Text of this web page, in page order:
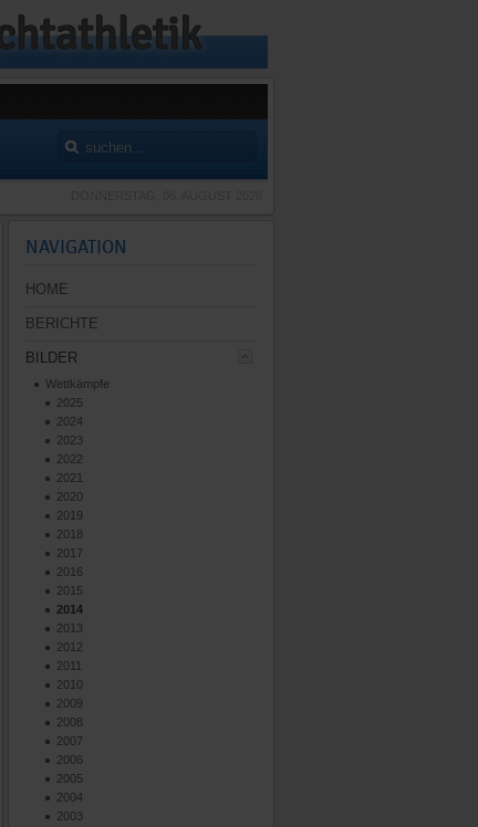
NAVIGATION
HOME
BERICHTE
BILDER
Wettkämpfe
2025
2024
2023
2022
2021
2020
2019
2018
2017
2016
2015
2014
2013
2012
2011
2010
2009
2008
2007
2006
2005
2004
2003